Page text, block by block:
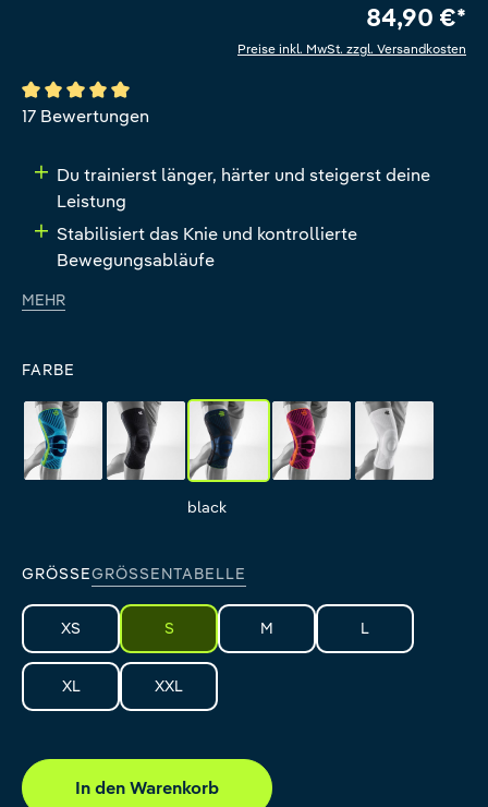
84,90 €*
Preise inkl. MwSt. zzgl. Versandkosten
Durchschnittliche Bewertung von 5 von 5 Sternen
17 Bewertungen
Du trainierst länger, härter und steigerst deine
Leistung
Stabilisiert das Knie und kontrollierte
Bewegungsabläufe
MEHR
FARBE
rivera all-black black
black
pink all-white
GRÖSSE GRÖSSENTABELLE
XS S M L
XL XXL
In den Warenkorb